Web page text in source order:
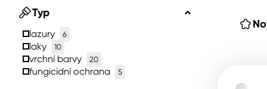
Typ
lazury 6
laky 10
vrchní barvy 20
fungicidní ochrana 5